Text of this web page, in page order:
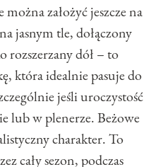
założyć jeszcze na
jasnym tle, dołączony
rozszerzany dół – to
która idealnie pasuje do
jeśli uroczystość
lub w plenerze. Beżowe
charakter. To
cały sezon, podczas